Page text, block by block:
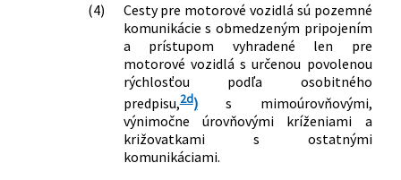
(4)
Cesty pre motorové vozidlá sú pozemné
komunikácie s obmedzeným pripojením
a prístupom vyhradené len pre
motorové vozidlá s určenou povolenou
rýchlosťou podľa osobitného
predpisu,2d)s mimoúrovňovými,
výnimočne úrovňovými kríženiami a
križovatkami s ostatnými
komunikáciami.